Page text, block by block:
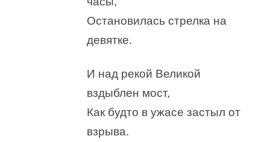
Остановилась стрелка на
девятке.
И над рекой Великой
вздыблен мост,
Как будто в ужасе застыл от
взрыва.